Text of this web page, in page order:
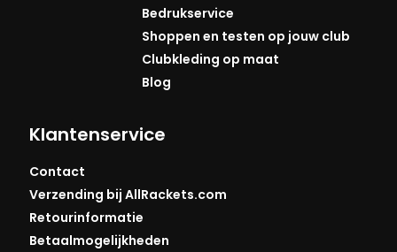
Bedrukservice
Shoppen en testen op jouw club
Clubkleding op maat
Blog
Klantenservice
Contact
Verzending bij AllRackets.com
Retourinformatie
Betaalmogelijkheden